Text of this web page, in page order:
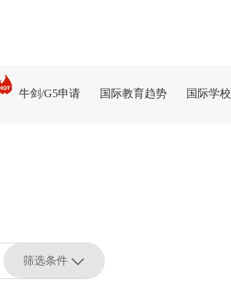
牛剑/G5申请 国际教育趋势 国际学校
筛选条件